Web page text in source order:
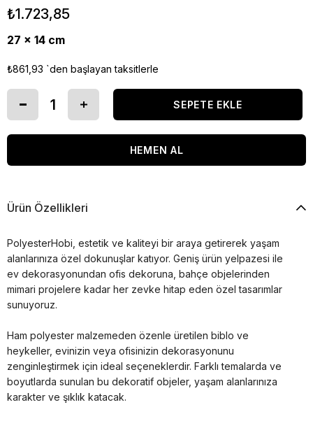
₺1.723,85
27 x 14 cm
₺861,93 `den başlayan taksitlerle
Ürün Özellikleri
PolyesterHobi, estetik ve kaliteyi bir araya getirerek yaşam
alanlarınıza özel dokunuşlar katıyor. Geniş ürün yelpazesi ile
ev dekorasyonundan ofis dekoruna, bahçe objelerinden
mimari projelere kadar her zevke hitap eden özel tasarımlar
sunuyoruz.
Ham polyester malzemeden özenle üretilen biblo ve
heykeller, evinizin veya ofisinizin dekorasyonunu
zenginleştirmek için ideal seçeneklerdir. Farklı temalarda ve
boyutlarda sunulan bu dekoratif objeler, yaşam alanlarınıza
karakter ve şıklık katacak.